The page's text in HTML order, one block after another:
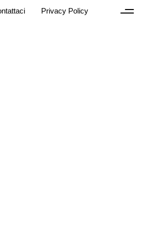
Privacy Policy